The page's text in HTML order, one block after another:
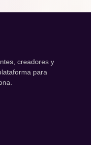
creadores y
para